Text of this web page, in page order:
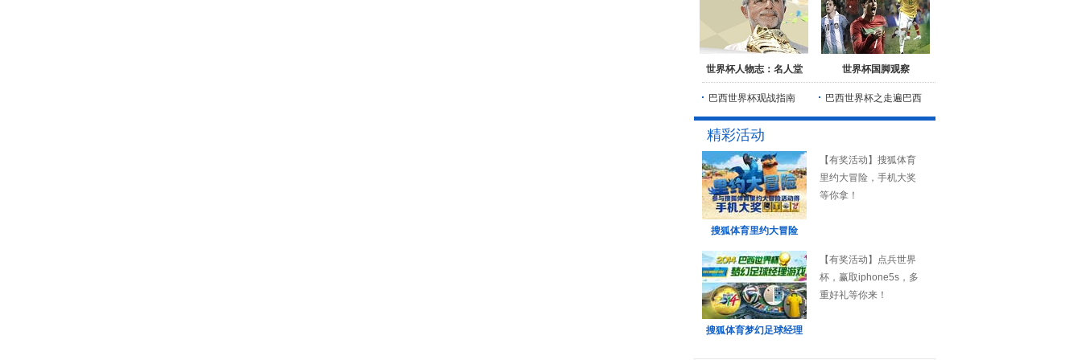
世界杯人物志：名人堂 世界杯国脚观察
巴西世界杯观战指南 巴西世界杯之走遍巴西
精彩活动
搜狐体育里约大冒险
【有奖活动】搜狐体育
里约大冒险，手机大奖
等你拿！
搜狐体育梦幻足球经理
【有奖活动】点兵世界
杯，赢取iphone5s，多
重好礼等你来！